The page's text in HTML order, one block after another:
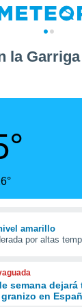
la
amarillo
por altas
semana
en